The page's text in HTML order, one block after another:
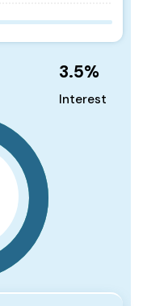
3.5%
Interest